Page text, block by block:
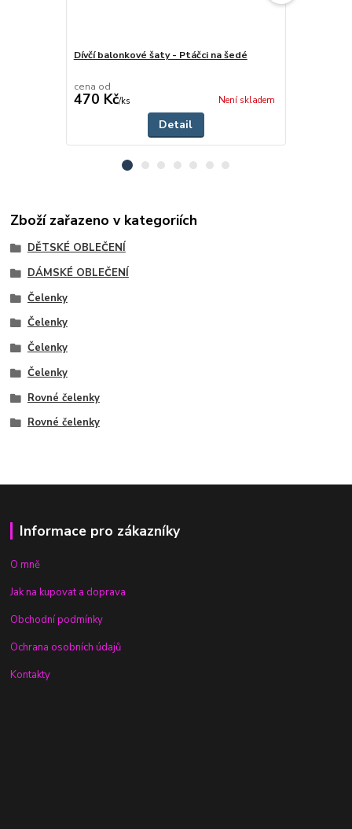
Dívčí balonkové šaty - Ptáčci na šedé
cena od
470 Kč/ks Není skladem
Detail
Zboží zařazeno v kategoriích
DĚTSKÉ OBLEČENÍ
DÁMSKÉ OBLEČENÍ
Čelenky
Čelenky
Čelenky
Čelenky
Rovné čelenky
Rovné čelenky
Informace pro zákazníky
O mně
Jak na kupovat a doprava
Obchodní podmínky
Ochrana osobních údajů
Kontakty